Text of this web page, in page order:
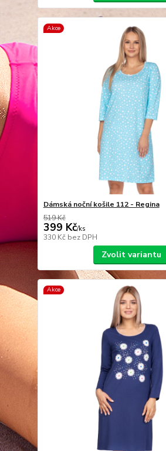
Akce
Dámská noční košile 112 - Regina
519 Kč
399 Kč/ks
330 Kč bez DPH
Zvolit variantu
Akce